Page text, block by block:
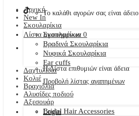
Το καλάθι αγορών σας είναι άδειο
Λίστα αγαπημένων 0
Η Λίστα επιθυμιών είναι άδεια
Προβολή λίστας αγαπημένων
Login
Αρχική
New In
Σκουλαρίκια
Σκουλαρίκια
Βραδινά Σκουλαρίκια
Νυφικά Σκουλαρίκια
Ear cuffs
Δαχτυλίδια
Κολιέ
Βραχιόλια
Αλυσίδες ποδιού
Αξεσουάρ
Bridal Hair Accessories